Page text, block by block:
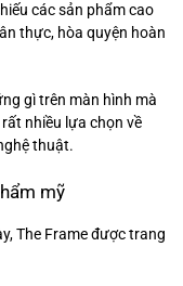
các sản phẩm cao
thực, hòa quyện hoàn
gì trên màn hình mà
nhiều lựa chọn về
thuật.
mỹ
The Frame được trang